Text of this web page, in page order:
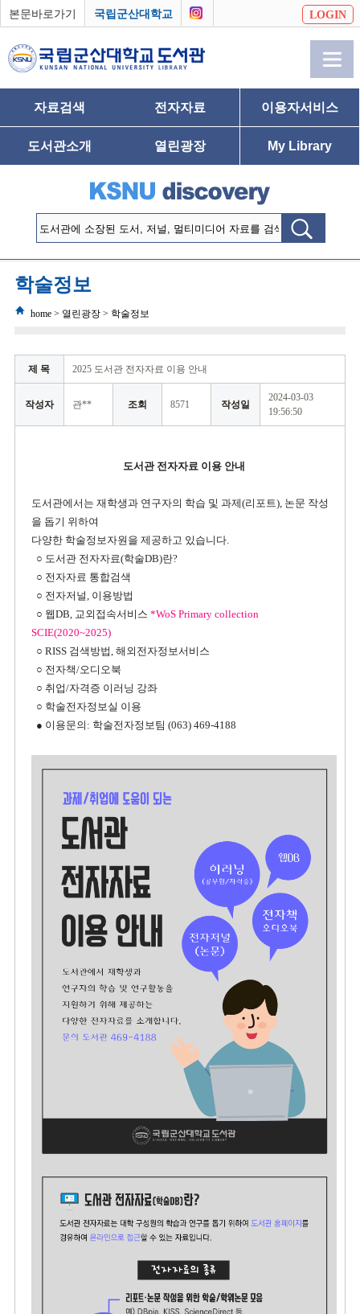
본문바로가기 국립군산대학교 LOGIN
자료검색 전자자료 이용자서비스
도서관소개 열린광장 My Library
학술정보
home > 열린광장 > 학술정보
제 목 2025 도서관 전자자료 이용 안내
작성자 관** 조회 8571 작성일
2024-03-03
19:56:50
도서관 전자자료 이용 안내
도서관에서는 재학생과 연구자의 학습 및 과제(리포트), 논문 작성
을 돕기 위하여
다양한 학술정보자원을 제공하고 있습니다.
○ 도서관 전자자료(학술DB)란?
○ 전자자료 통합검색
○ 전자저널, 이용방법
○ 웹DB, 교외접속서비스 *WoS Primary collection
SCIE(2020~2025)
○ RISS 검색방법, 해외전자정보서비스
○ 전자책/오디오북
○ 취업/자격증 이러닝 강좌
○ 학술전자정보실 이용
● 이용문의: 학술전자정보팀 (063) 469-4188